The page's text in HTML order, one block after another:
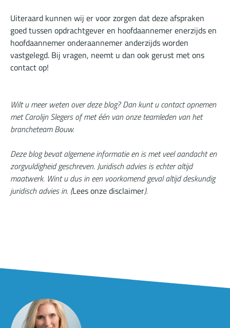
Uiteraard kunnen wij er voor zorgen dat deze afspraken
goed tussen opdrachtgever en hoofdaannemer enerzijds en
hoofdaannemer onderaannemer anderzijds worden
vastgelegd. Bij vragen, neemt u dan ook gerust met ons
contact op!
Wilt u meer weten over deze blog? Dan kunt u contact opnemen
met Carolijn Slegers of met één van onze teamleden van het
brancheteam Bouw.
Deze blog bevat algemene informatie en is met veel aandacht en
zorgvuldigheid geschreven. Juridisch advies is echter altijd
maatwerk. Wint u dus in een voorkomend geval altijd deskundig
juridisch advies in. (Lees onze disclaimer).